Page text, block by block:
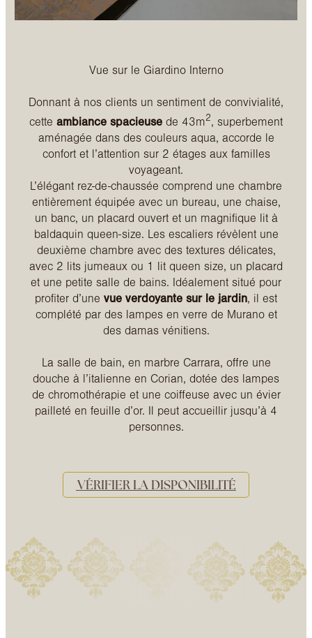
Vue sur le Giardino Interno
Donnant à nos clients un sentiment de convivialité,
cette ambiance spacieuse de 43m2, superbement
aménagée dans des couleurs aqua, accorde le
confort et l’attention sur 2 étages aux familles
voyageant.
L’élégant rez-de-chaussée comprend une chambre
entièrement équipée avec un bureau, une chaise,
un banc, un placard ouvert et un magnifique lit à
baldaquin queen-size. Les escaliers révèlent une
deuxième chambre avec des textures délicates,
avec 2 lits jumeaux ou 1 lit queen size, un placard
et une petite salle de bains. Idéalement situé pour
profiter d’une vue verdoyante sur le jardin, il est
complété par des lampes en verre de Murano et
des damas vénitiens.
La salle de bain, en marbre Carrara, offre une
douche à l’italienne en Corian, dotée des lampes
de chromothérapie et une coiffeuse avec un évier
pailleté en feuille d’or. Il peut accueillir jusqu’à 4
personnes.
VÉRIFIER LA DISPONIBILITÉ